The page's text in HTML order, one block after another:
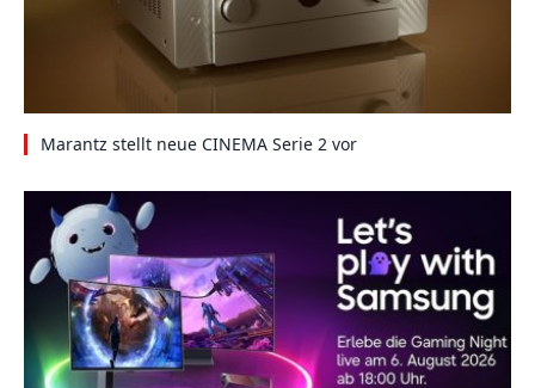
Marantz stellt neue CINEMA Serie 2 vor